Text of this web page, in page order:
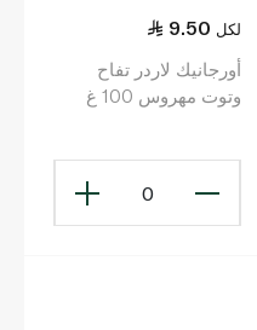
9.50 لكل
أورجانيك لاردر تفاح
وتوت مهروس 100 غ
0